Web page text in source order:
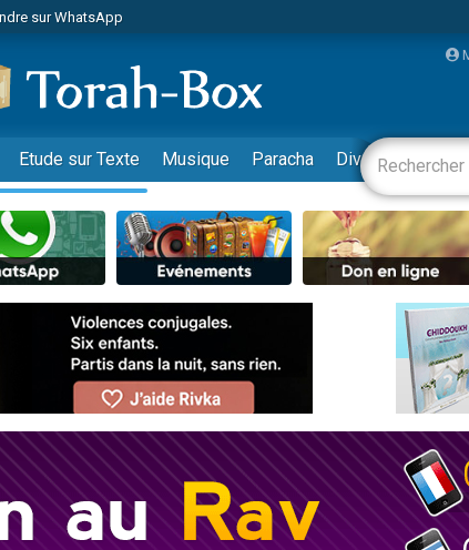
sur WhatsApp
don pour 1 Journée de Vacances Pour les Enfants
une bénédiction
sur WhatsApp
groupe sur Zoom
don pour Diane, 80 ans, dans un appartement insalubre
sur WhatsApp
sur WhatsApp
don pour 5 jours de vacances aux Orphelins
une bénédiction
sur WhatsApp
don pour Sauvez la jambe de Yohan
groupe sur Zoom
Etude sur Texte Musique Paracha Divertissements